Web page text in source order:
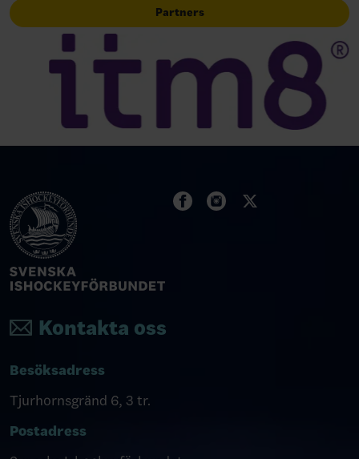
Partners
Kontakta oss
Besöksadress
Tjurhornsgränd 6, 3 tr.
Postadress